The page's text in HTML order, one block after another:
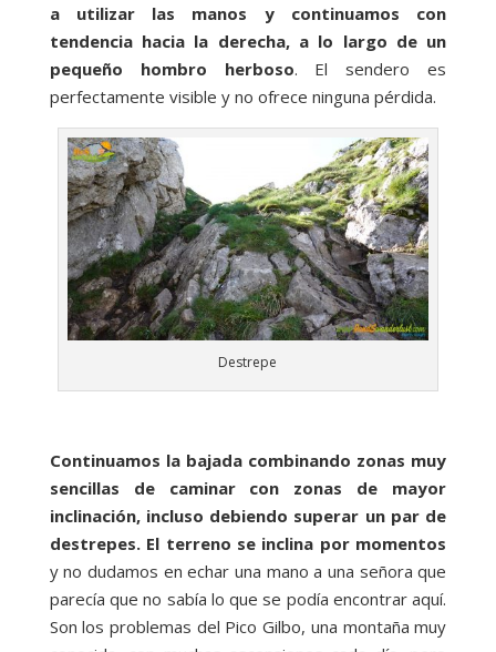
a utilizar las manos y continuamos con
tendencia hacia la derecha, a lo largo de un
pequeño hombro herboso. El sendero es
perfectamente visible y no ofrece ninguna pérdida.
Destrepe
Continuamos la bajada combinando zonas muy
sencillas de caminar con zonas de mayor
inclinación, incluso debiendo superar un par de
destrepes. El terreno se inclina por momentos
y no dudamos en echar una mano a una señora que
parecía que no sabía lo que se podía encontrar aquí.
Son los problemas del Pico Gilbo, una montaña muy